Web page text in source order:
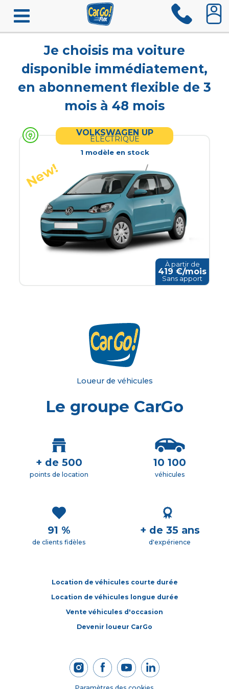
Je choisis ma voiture
disponible immédiatement,
en abonnement flexible de 3
mois à 48 mois
VOLKSWAGEN UP
ELECTRIQUE
1modèleen stock
À partir de
419 €/mois
Sans apport
Loueur de véhicules
Le groupe CarGo
+ de 500
points de location
10 100
véhicules
91 %
de clients fidèles
+ de 35 ans
d'expérience
Location de véhicules courte durée
Location de véhicules longue durée
Vente véhicules d'occasion
Devenir loueur CarGo